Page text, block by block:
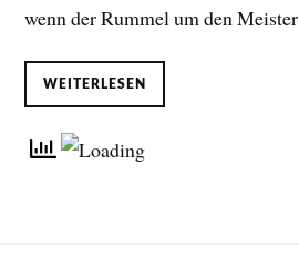
wenn der Rummel um den Meister
WEITERLESEN